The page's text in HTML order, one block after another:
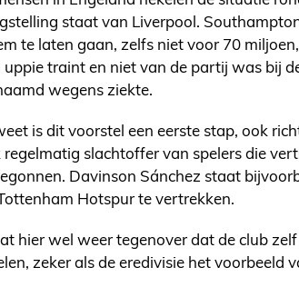
staat van Liverpool.
te laten gaan, zelfs niet voor 70
uppie traint en niet van de partij was bij
wegens ziekte.
is dit voorstel een eerste stap, ook
regelmatig slachtoffer van spelers die
Davinson Sánchez staat
Hotspur te vertrekken.
hier wel weer tegenover dat de club
zeker als de eredivisie het voorbeeld